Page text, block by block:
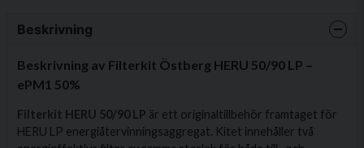
Beskrivning
Beskrivning av Filterkit Östberg HERU 50/90 LP –
ePM1 50%
Filterkit HERU 50/90 LP är ett originaltillbehör framtaget för
HERU LP energiåtervinningsaggregat. Kitet innehåller två